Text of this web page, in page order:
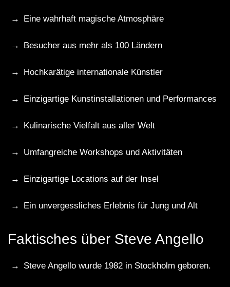
Eine wahrhaft magische Atmosphäre
Besucher aus mehr als 100 Ländern
Hochkarätige internationale Künstler
Einzigartige Kunstinstallationen und Performances
Kulinarische Vielfalt aus aller Welt
Umfangreiche Workshops und Aktivitäten
Einzigartige Locations auf der Insel
Ein unvergessliches Erlebnis für Jung und Alt
Faktisches über Steve Angello
Steve Angello wurde 1982 in Stockholm geboren.